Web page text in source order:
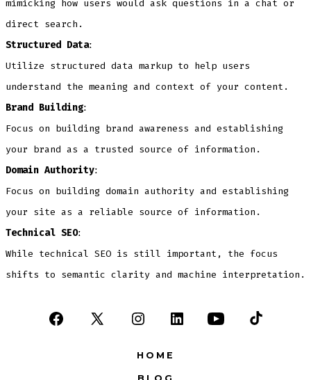
mimicking how users would ask questions in a chat or
direct search.
Structured Dataː
Utilize structured data markup to help users
understand the meaning and context of your content.
Brand Buildingː
Focus on building brand awareness and establishing
your brand as a trusted source of information.
Domain Authorityː
Focus on building domain authority and establishing
your site as a reliable source of information.
Technical SEOː
While technical SEO is still important, the focus
shifts to semantic clarity and machine interpretation.
Open
Open
Open
Open
Open
Open
HOME